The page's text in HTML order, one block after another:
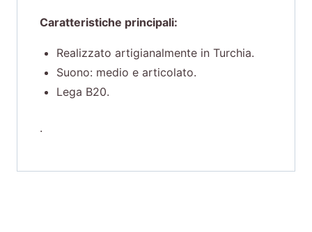
Caratteristiche principali:
Realizzato artigianalmente in Turchia.
Suono: medio e articolato.
Lega B20.
.